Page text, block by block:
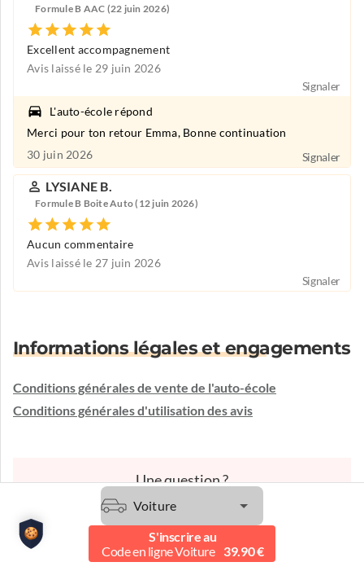
Formule B AAC (22 juin 2026)
Excellent accompagnement
Avis laissé le 29 juin 2026
Signaler
L'auto-école répond
Merci pour ton retour Emma, Bonne continuation
30 juin 2026
Signaler
LYSIANE B.
Formule B Boite Auto (12 juin 2026)
Aucun commentaire
Avis laissé le 27 juin 2026
Signaler
Informations légales et engagements
Conditions générales de vente de l'auto-école
Conditions générales d'utilisation des avis
Une question ?
L'auto-école vous écoute et vous conseille.
Etre contacté
Voiture
S'inscrire au
Code en ligne Voiture
39.90 €